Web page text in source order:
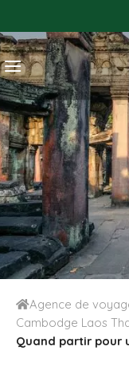
to
content
Agence de
Cambodge Laos
Quand partir pour